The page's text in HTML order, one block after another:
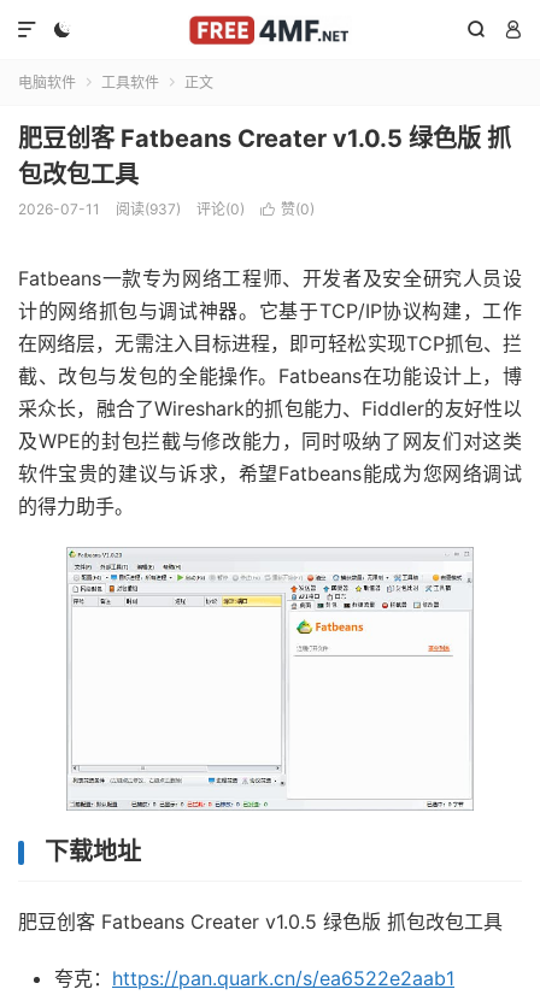
  

电脑软件  工具软件  正文
肥豆创客 Fatbeans Creater v1.0.5 绿色版 抓
包改包工具
2026-07-11 阅读(937) 评论(0)  赞(0)
Fatbeans一款专为网络工程师、开发者及安全研究人员设
计的网络抓包与调试神器。它基于TCP/IP协议构建，工作
在网络层，无需注入目标进程，即可轻松实现TCP抓包、拦
截、改包与发包的全能操作。Fatbeans在功能设计上，博
采众长，融合了Wireshark的抓包能力、Fiddler的友好性以
及WPE的封包拦截与修改能力，同时吸纳了网友们对这类
软件宝贵的建议与诉求，希望Fatbeans能成为您网络调试
的得力助手。
下载地址
肥豆创客 Fatbeans Creater v1.0.5 绿色版 抓包改包工具
夸克： https://pan.quark.cn/s/ea6522e2aab1